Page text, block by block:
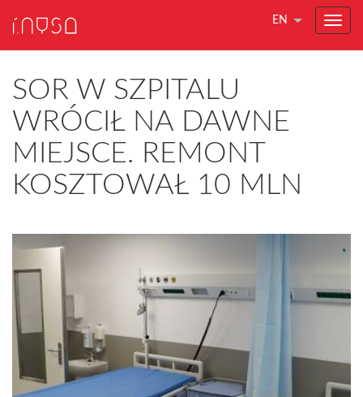
EN
SOR W SZPITALU
WRÓCIŁ NA DAWNE
MIEJSCE. REMONT
KOSZTOWAŁ 10 MLN